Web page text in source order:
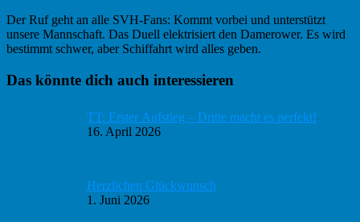
Der Ruf geht an alle SVH-Fans: Kommt vorbei und unterstützt
unsere Mannschaft. Das Duell elektrisiert den Damerower. Es wird
bestimmt schwer, aber Schiffahrt wird alles geben.
Haupt-
Das könnte dich auch interessieren
TT: Erster Aufstieg – Dritte macht es perfekt!
16. April 2026
Herzlichen Glückwunsch
1. Juni 2026